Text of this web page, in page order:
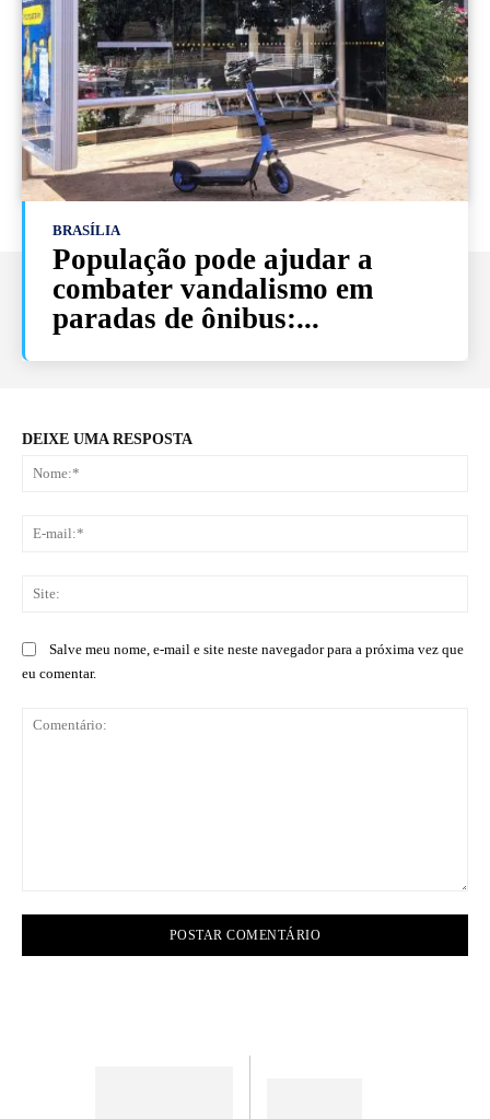
BRASÍLIA
População pode ajudar a
combater vandalismo em
paradas de ônibus:...
DEIXE UMA RESPOSTA
Salve meu nome, e-mail e site neste navegador para a próxima vez que
eu comentar.